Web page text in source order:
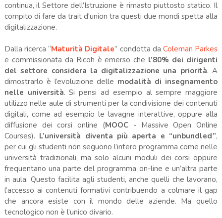
continua, il Settore dell’Istruzione è rimasto piuttosto statico. Il
compito di fare da trait d'union tra questi due mondi spetta alla
digitalizzazione.
Dalla ricerca “Maturità Digitale” condotta da Coleman Parkes
e commissionata da Ricoh è emerso che l’80% dei dirigenti
del settore considera la digitalizzazione una priorità. A
dimostrarlo è l’evoluzione delle modalità di insegnamento
nelle università. Si pensi ad esempio al sempre maggiore
utilizzo nelle aule di strumenti per la condivisione dei contenuti
digitali, come ad esempio le lavagne interattive, oppure alla
diffusione dei corsi online (MOOC - Massive Open Online
Courses). L’università diventa più aperta e “unbundled”,
per cui gli studenti non seguono l’intero programma come nelle
università tradizionali, ma solo alcuni moduli dei corsi oppure
frequentano una parte del programma on-line e un’altra parte
in aula. Questo facilita agli studenti, anche quelli che lavorano,
l’accesso ai contenuti formativi contribuendo a colmare il gap
che ancora esiste con il mondo delle aziende. Ma quello
tecnologico non è l’unico divario.